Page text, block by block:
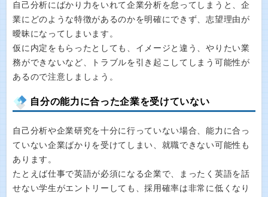
自己分析にばかり力をいれて企業分析を怠ってしまうと、企
業にどのような特徴があるのかを明確にできず、志望理由が
曖昧になってしまいます。
仮に内定をもらったとしても、イメージと違う、やりたい業
務ができないなど、トラブルを引き起こしてしまう可能性が
あるので注意しましょう。
自分の能力に合った企業を受けていない
自己分析や企業研究を十分に行っていない場合、能力に合っ
ていない企業ばかりを受けてしまい、就職できない可能性も
あります。
たとえば仕事で英語が必須になる企業で、まったく英語を話
せない学生がエントリーしても、採用確率は非常に低くなり